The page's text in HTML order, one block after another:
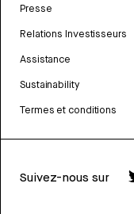
Presse
Relations Investisseurs
Assistance
Sustainability
Termes et conditions
Suivez-nous sur